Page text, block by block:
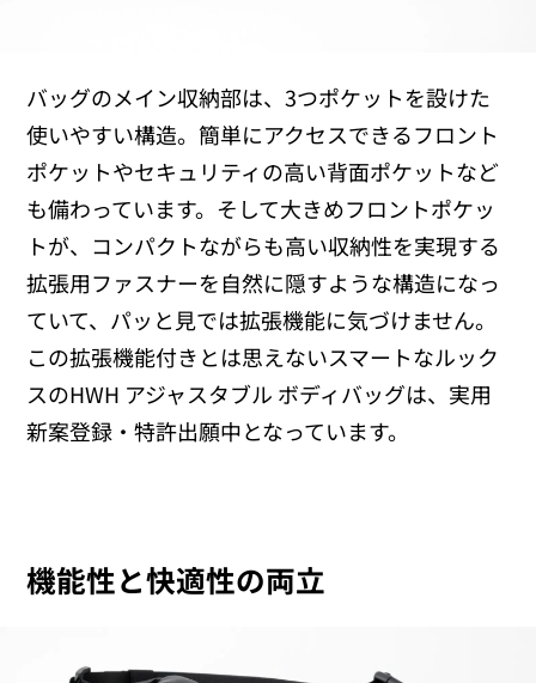
バッグのメイン収納部は、3つポケットを設けた
使いやすい構造。簡単にアクセスできるフロント
ポケットやセキュリティの高い背面ポケットなど
も備わっています。そして大きめフロントポケッ
トが、コンパクトながらも高い収納性を実現する
拡張用ファスナーを自然に隠すような構造になっ
ていて、パッと見では拡張機能に気づけません。
この拡張機能付きとは思えないスマートなルック
スのHWH アジャスタブル ボディバッグは、実用
新案登録・特許出願中となっています。
機能性と快適性の両立